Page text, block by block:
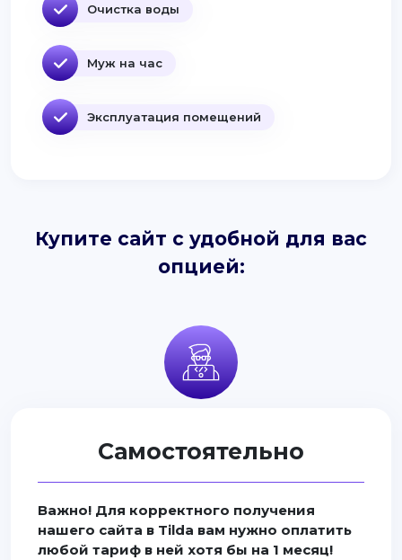
Очистка воды
Муж на час
Эксплуатация помещений
Купите сайт с удобной для вас
опцией:
Самостоятельно
Важно! Для корректного получения
нашего сайта в Tilda вам нужно оплатить
любой тариф в ней хотя бы на 1 месяц!